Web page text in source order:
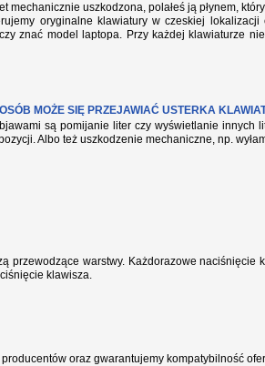
uszkodzona, polałeś ją płynem,
oryginalne klawiatury w czeskiej
znać model laptopa. Przy każdej klawiaturze
MOŻE SIĘ PRZEJAWIAĆ USTERKA
są pomijanie liter czy wyświetlanie innych
Albo też uszkodzenie mechaniczne, np.
przewodzące warstwy. Każdorazowe naciśnięcie
klawisza.
oraz gwarantujemy kompatybilność